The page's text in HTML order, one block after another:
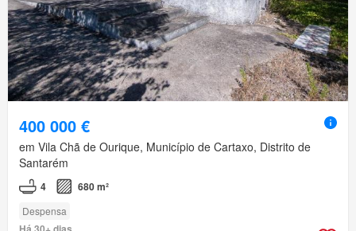
400 000 €
em Vila Chã de Ourique, Município de Cartaxo, Distrito de
Santarém
4 680 m²
Despensa